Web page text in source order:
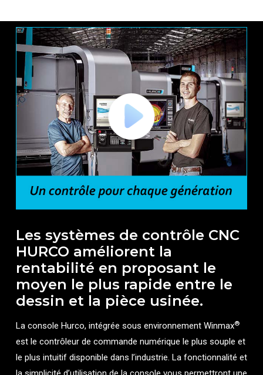
Les systèmes de contrôle CNC
HURCO améliorent la
rentabilité en proposant le
moyen le plus rapide entre le
dessin et la pièce usinée.
La console Hurco, intégrée sous environnement Winmax®
est le contrôleur de commande numérique le plus souple et
le plus intuitif disponible dans l’industrie. La fonctionnalité et